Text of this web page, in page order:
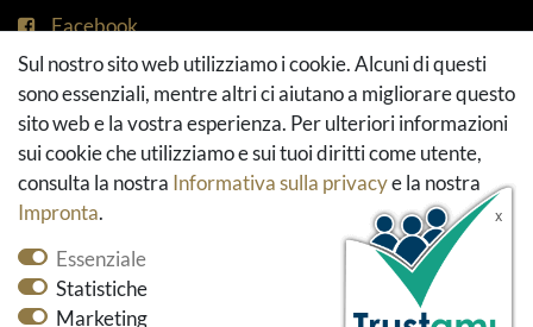
Facebook
Instagram
Pinterest
Youtube
Houzz
Sul nostro sito web utilizziamo i cookie. Alcuni di questi
sono essenziali, mentre altri ci aiutano a migliorare questo
sito web e la vostra esperienza. Per ulteriori informazioni
sui cookie che utilizziamo e sui tuoi diritti come utente,
consulta la nostra Informativa sulla privacye la nostra
Impronta.
Essenziale
Statistiche
Marketing